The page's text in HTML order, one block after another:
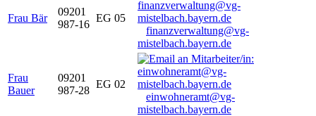
Frau Bär
09201
987-16
EG 05
finanzverwaltung@vg-
mistelbach.bayern.de
Frau
Bauer
09201
987-28
EG 02
einwohneramt@vg-
mistelbach.bayern.de